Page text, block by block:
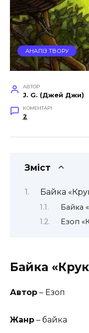
АНАЛІЗ ТВОРУ
АВТОР
J. G. (Джей Джи)
КОМЕНТАРІ
2
Зміст
Байка
Байка
Езоп
Байка
Автор – Езоп
Жанр – байка